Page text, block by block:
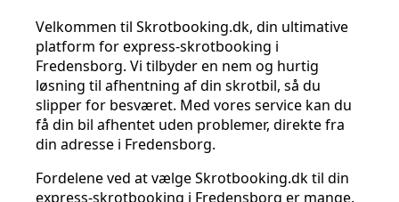
Velkommen til Skrotbooking.dk, din ultimative
platform for express-skrotbooking i
Fredensborg. Vi tilbyder en nem og hurtig
løsning til afhentning af din skrotbil, så du
slipper for besværet. Med vores service kan du
få din bil afhentet uden problemer, direkte fra
din adresse i Fredensborg.
Fordelene ved at vælge Skrotbooking.dk til din
express-skrotbooking i Fredensborg er mange.